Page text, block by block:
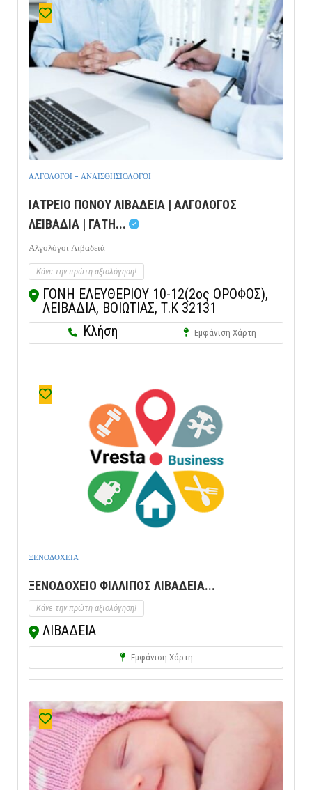
ΑΛΓΟΛΟΓΟΙ - ΑΝΑΙΣΘΗΣΙΟΛΟΓΟΙ
ΙΑΤΡΕΙΟ ΠΟΝΟΥ ΛΙΒΑΔΕΙΑ | ΑΛΓΟΛΟΓΟΣ
ΛΕΙΒΑΔΙΑ | ΓΑΤΗ...
Αλγολόγοι Λιβαδειά
Κάνε την πρώτη αξιολόγηση!
ΓΟΝΗ ΕΛΕΥΘΕΡΙΟΥ 10-12(2ος ΟΡΟΦΟΣ),
ΛΕΙΒΑΔΙΑ, ΒΟΙΩΤΙΑΣ, Τ.Κ 32131
Κλήση
Εμφάνιση Χάρτη
ΞΕΝΟΔΟΧΕΙΑ
ΞΕΝΟΔΟΧΕΙΟ ΦΙΛΛΙΠΟΣ ΛΙΒΑΔΕΙΑ...
Κάνε την πρώτη αξιολόγηση!
ΛΙΒΑΔΕΙΑ
Εμφάνιση Χάρτη